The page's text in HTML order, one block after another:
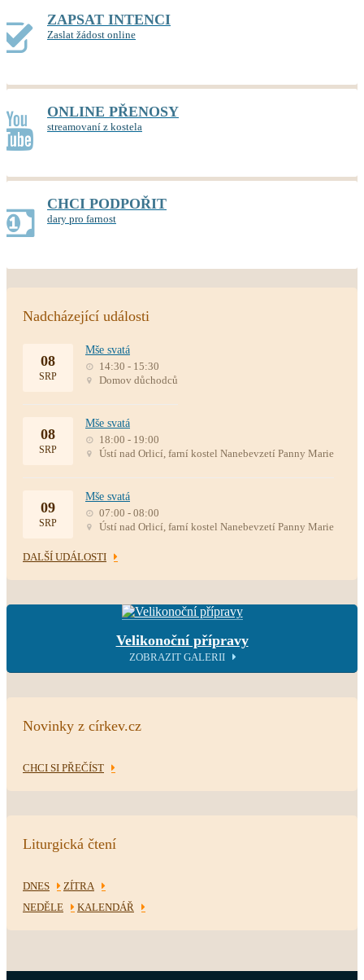
ZAPSAT INTENCI
Zaslat žádost online
ONLINE PŘENOSY
streamovaní z kostela
CHCI PODPOŘIT
dary pro farnost
Nadcházející události
08
SRP
Mše svatá
14:30 - 15:30
Domov důchodců
08
SRP
Mše svatá
18:00 - 19:00
Ústí nad Orlicí, farní kostel Nanebevzetí Panny Marie
09
SRP
Mše svatá
07:00 - 08:00
Ústí nad Orlicí, farní kostel Nanebevzetí Panny Marie
DALŠÍ UDÁLOSTI
Velikonoční přípravy
ZOBRAZIT GALERII
Novinky z církev.cz
CHCI SI PŘEČÍST
Liturgická čtení
DNES
ZÍTRA
NEDĚLE
KALENDÁŘ